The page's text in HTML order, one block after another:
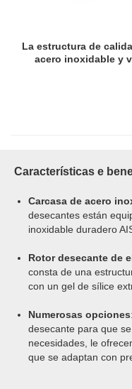
La estructura de
acero inoxidable y
Características e
Carcasa de acero
desecantes están
inoxidable duradero
Rotor desecante de
consta de una
con un gel de sílice
Numerosas opciones
desecante para que
necesidades, le
que se adaptan con